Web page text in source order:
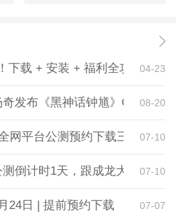
下载 + 安装 + 福利全攻略，一
04-23
奇发布《黑神话钟馗》CG！预
08-20
网平台公测预约下载三端同步
07-10
倒计时1天，跟成龙大哥一起
07-10
24日 | 提前预约下载 07-07